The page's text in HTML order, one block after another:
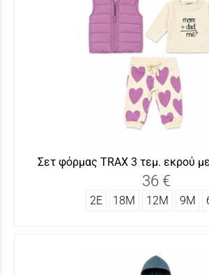
Σετ φόρμας TRAX 3 τεμ. εκρού
36 €
2Ε 18Μ 12Μ 9Μ